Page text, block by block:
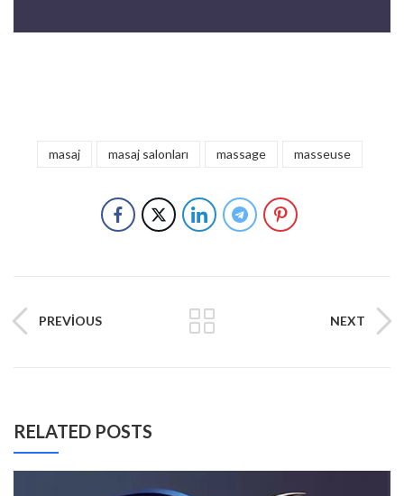
masaj masaj salonları massage masseuse
PREVIOUS NEXT
RELATED POSTS